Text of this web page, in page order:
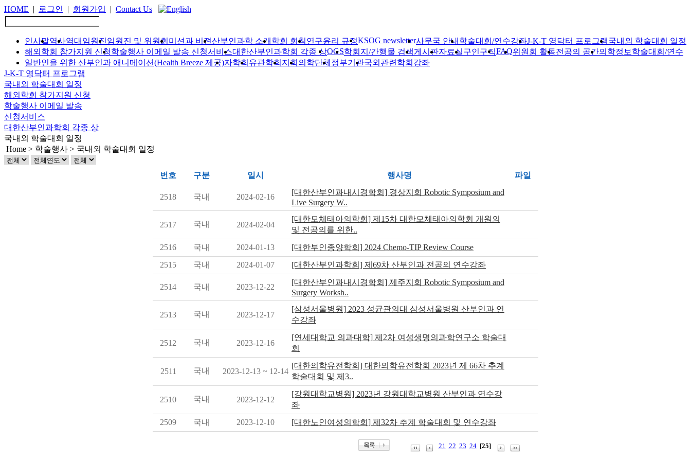
HOME | 로그인 | 회원가입 | Contact Us
인사말역사역대임원진임원진 및 위원회 미션과 비젼산부인과학 소개 학회 회칙연구윤리 규정KSOG newsletter사무국 안내 학술대회/연수강좌J-K-T 영닥터 프로그램국내외 학술대회 일정
해외학회 참가지원 신청학술행사 이메일 발송 신청서비스대한산부인과학회 각종 상OGS학회지/간행물 검색게시판자료실구인구직FAQ위원회 활동전공의 공간의학정보
일반인을 위한 산부인과 애니메이션(Health Breeze 제공)자학회 유관학회 지회 의학단체 정부기관국외관련학회
학술대회/연수
강좌
J-K-T 영닥터 프로그램
국내외 학술대회 일정
해외학회 참가지원 신청
학술행사 이메일 발송
신청서비스
대한산부인과학회 각종 상
국내외 학술대회 일정
Home > 학술행사 > 국내외 학술대회 일정
번호 구분 일시 행사명 파일
2518 국내 2024-02-16
[대한산부인과내시경학회] 경상지회 Robotic Symposium and
Live Surgery W..
2517 국내 2024-02-04
[대한모체태아의학회] 제15차 대한모체태아의학회 개원의
및 전공의를 위한..
2516
국내 2024-01-13
[대한부인종양학회] 2024 Chemo-TIP Review Course
2515
국내 2024-01-07 [대한산부인과학회] 제69차 산부인과 전공의 연수강좌
2514 국내 2023-12-22
[대한산부인과내시경학회] 제주지회 Robotic Symposium and
Surgery Worksh..
2513 국내 2023-12-17
[삼성서울병원] 2023 성균관의대 삼성서울병원 산부인과 연
수강좌
2512 국내 2023-12-16
[연세대학교 의과대학] 제2차 여성생명의과학연구소 학술대
회
2511 국내 2023-12-13 ~ 12-14
[대한의학유전학회] 대한의학유전학회 2023년 제 66차 추계
학술대회 및 제3..
2510 국내 2023-12-12
[강원대학교병원] 2023년 강원대학교병원 산부인과 연수강
좌
2509
국내 2023-12-10 [대한노인여성의학회] 제32차 추계 학술대회 및 연수강좌
21 22 23 24 [25]